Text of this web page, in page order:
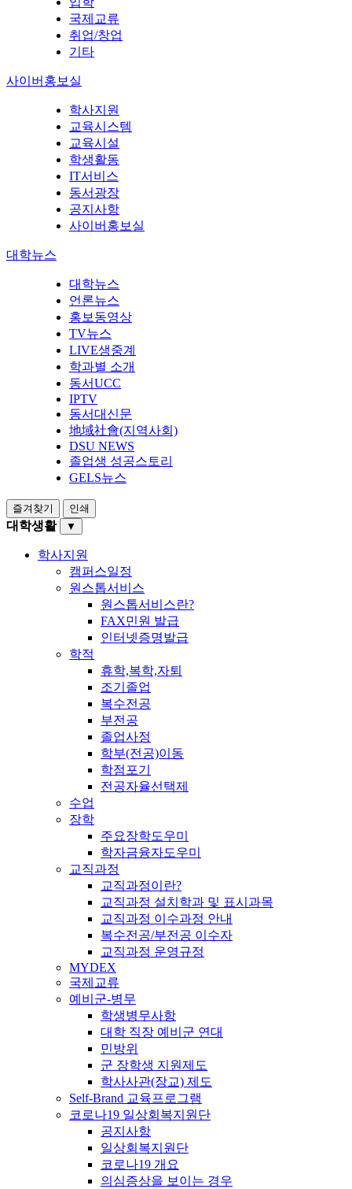
국제교류
취업/창업
기타
사이버홍보실
학사지원
교육시스템
교육시설
학생활동
IT서비스
동서광장
공지사항
사이버홍보실
대학뉴스
대학뉴스
언론뉴스
홍보동영상
TV뉴스
LIVE생중계
학과별 소개
동서UCC
IPTV
동서대신문
地域社會(지역사회)
DSU NEWS
졸업생 성공스토리
GELS뉴스
즐겨찾기 인쇄
대학생활 ▼
학사지원
캠퍼스일정
원스톱서비스
원스톱서비스란?
FAX민원 발급
인터넷증명발급
학적
휴학,복학,자퇴
조기졸업
복수전공
부전공
졸업사정
학부(전공)이동
학점포기
전공자율선택제
수업
장학
주요장학도우미
학자금융자도우미
교직과정
교직과정이란?
교직과정 설치학과 및 표시과목
교직과정 이수과정 안내
복수전공/부전공 이수자
교직과정 운영규정
MYDEX
국제교류
예비군-병무
학생병무사항
대학 직장 예비군 연대
민방위
군 장학생 지원제도
학사사관(장교) 제도
Self-Brand 교육프로그램
코로나19 일상회복지원단
공지사항
일상회복지원단
코로나19 개요
의심증상을 보이는 경우